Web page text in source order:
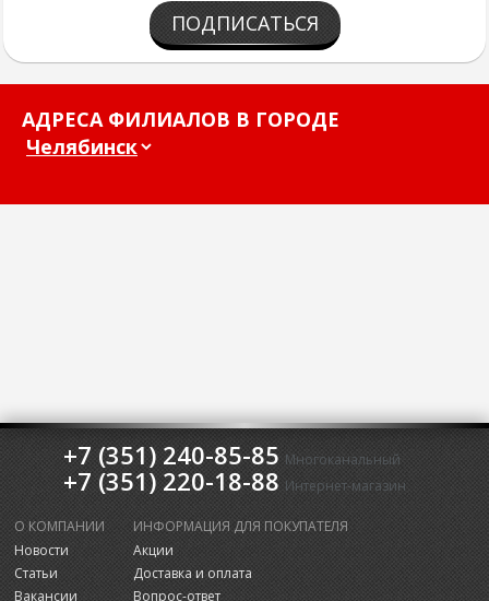
ПОДПИСАТЬСЯ
АДРЕСА ФИЛИАЛОВ В ГОРОДЕ
+7 (351) 240-85-85 Многоканальный
+7 (351) 220-18-88 Интернет-магазин
О КОМПАНИИ
Новости
Статьи
Вакансии
ИНФОРМАЦИЯ ДЛЯ ПОКУПАТЕЛЯ
Акции
Доставка и оплата
Вопрос-ответ